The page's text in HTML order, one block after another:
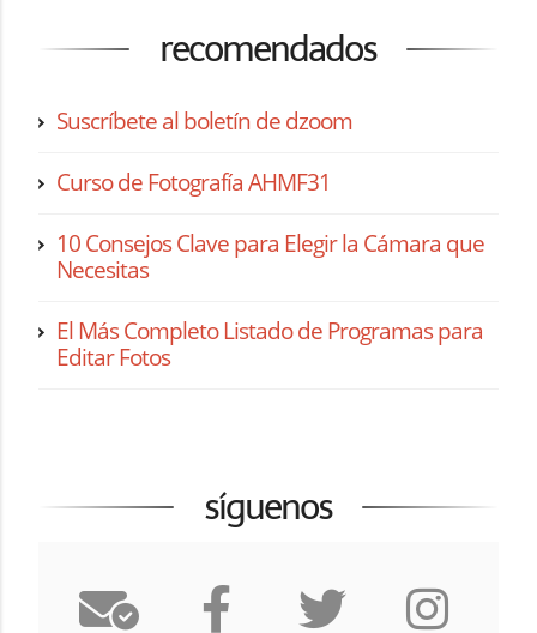
recomendados
Suscríbete al boletín de dzoom
Curso de Fotografía AHMF31
10 Consejos Clave para Elegir la Cámara que
Necesitas
El Más Completo Listado de Programas para
Editar Fotos
síguenos